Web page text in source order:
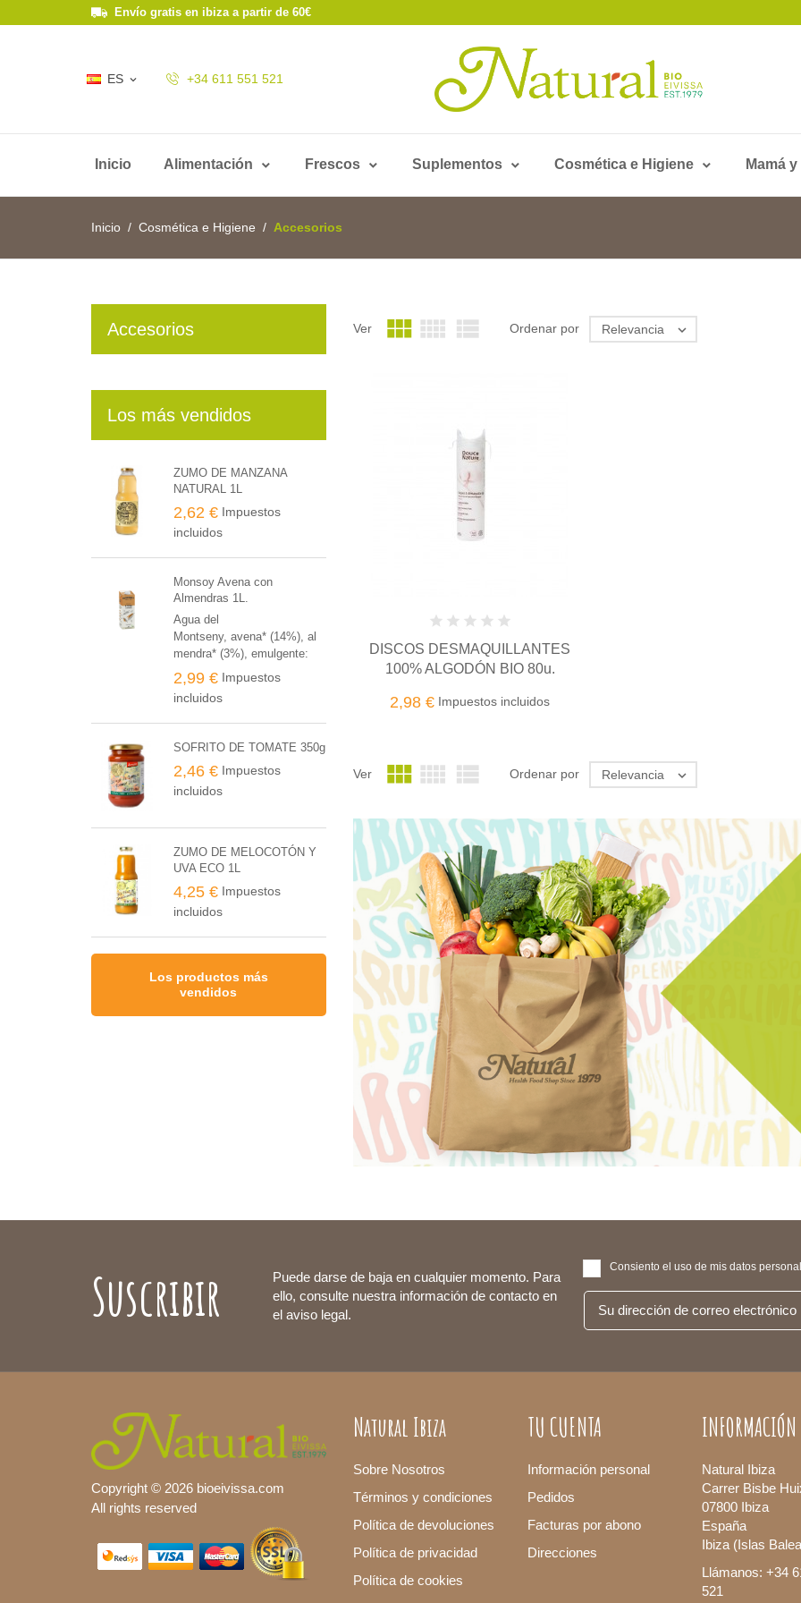
Envío gratis en ibiza a partir de 60€
ES  +34 611 551 521
Inicio Alimentación Frescos Suplementos Cosmética e Higiene Mamá
Inicio Cosmética e Higiene Accesorios
Accesorios
Los más vendidos
ZUMO DE MANZANA
NATURAL 1L
2,62 € Impuestos
incluidos
Monsoy Avena con
Almendras 1L.
Agua del
Montseny, avena* (14%), al
mendra* (3%), emulgente:
lecitina de girasol*, sal
marina. * de producción
agraria ecológica
2,99 € Impuestos
incluidos
SOFRITO DE TOMATE 350g
2,46 € Impuestos
incluidos
ZUMO DE MELOCOTÓN Y
UVA ECO 1L
4,25 € Impuestos
incluidos
Los productos más
vendidos
Ver    Ordenar por Relevancia 
DISCOS DESMAQUILLANTES
100% ALGODÓN BIO 80u.
2,98 € Impuestos incluidos
Ver    Ordenar por Relevancia 
Suscribir
Puede darse de baja en cualquier momento. Para
ello, consulte nuestra información de contacto en
el aviso legal.
Consiento el uso de mis datos
Copyright © 2026 bioeivissa.com
All rights reserved
Natural Ibiza
Sobre Nosotros
Términos y condiciones
Política de devoluciones
Política de privacidad
Política de cookies
TU CUENTA
Información personal
Pedidos
Facturas por abono
Direcciones
INFORMACIÓN
Natural Ibiza
Carrer Bisbe
07800 Ibiza
España
Ibiza (Islas
Llámanos: +34
521